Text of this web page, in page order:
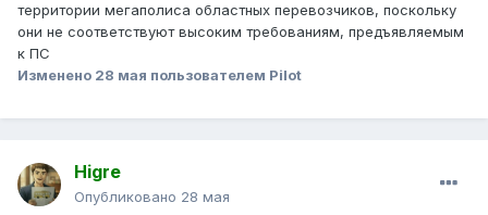
территории мегаполиса областных перевозчиков, поскольку
они не соответствуют высоким требованиям, предъявляемым
к ПС
Изменено 28 мая пользователем Pilot
Higre
Опубликовано 28 мая